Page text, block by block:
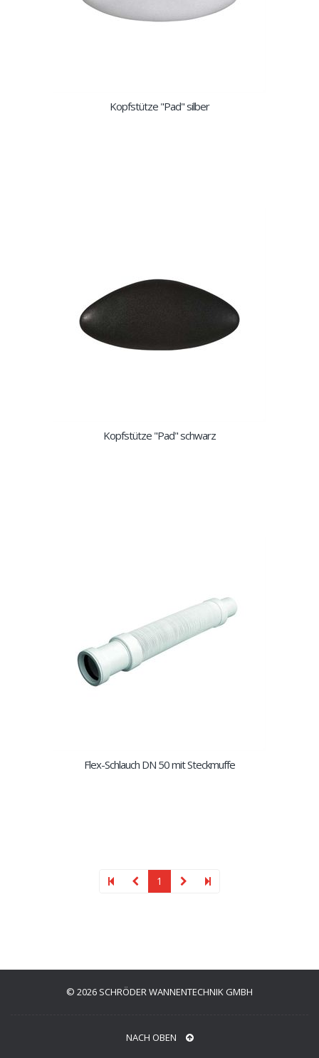
Kopfstütze "Pad" silber
Kopfstütze "Pad" schwarz
Flex-Schlauch DN 50 mit Steckmuffe
1
© 2026 SCHRÖDER WANNENTECHNIK GMBH
NACH OBEN